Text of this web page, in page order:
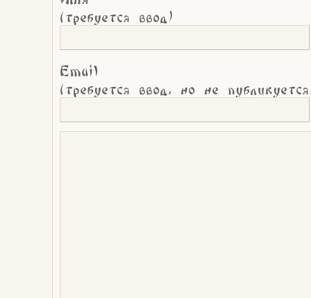
(требуется ввод)
Email
(требуется ввод, но не